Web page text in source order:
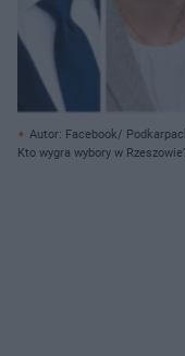
Autor: Facebook/
Olejarka/ Materiały prasowe
Kto wygra wybory w